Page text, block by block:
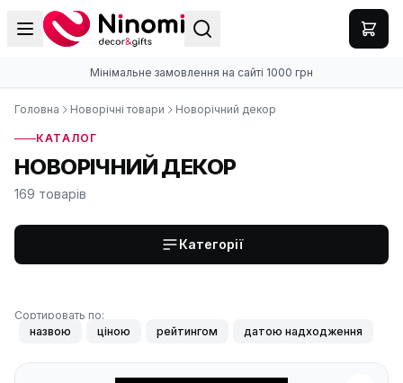
Мінімальне замовлення на сайті 1000 грн
Головна Новорічні товари Новорічний декор
КАТАЛОГ
НОВОРІЧНИЙ ДЕКОР
169 товарів
Категорії
Сортировать по:
назвою
ціною рейтингом датою надходження